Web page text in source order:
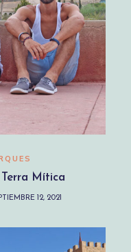
Mítica
12, 2021